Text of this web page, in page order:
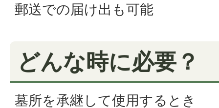
郵送での届け出も可能
どんな時に必要？
墓所を承継して使用するとき